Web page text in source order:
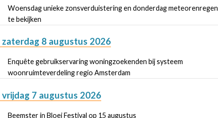
Woensdag unieke zonsverduistering en donderdag meteorenregen
te bekijken
zaterdag 8 augustus 2026
Enquête gebruikservaring woningzoekenden bij systeem
woonruimteverdeling regio Amsterdam
vrijdag 7 augustus 2026
Beemster in Bloei Festival op 15 augustus